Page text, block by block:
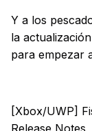
Y a los
la
para empezar
[Xbox/UWP]